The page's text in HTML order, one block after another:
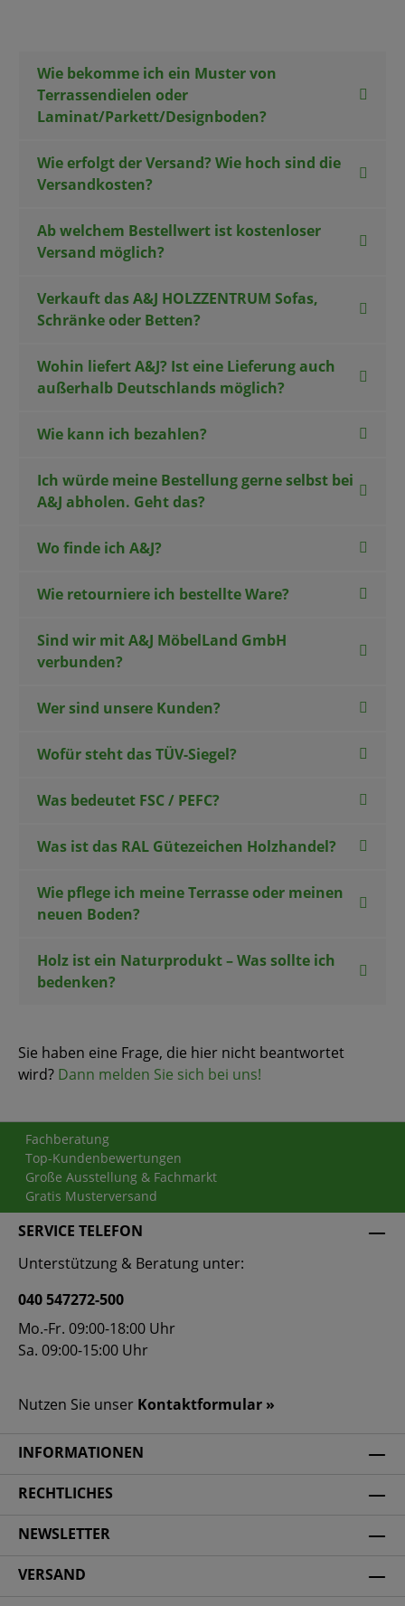
Wie bekomme ich ein Muster von
Terrassendielen oder
Laminat/Parkett/Designboden?
Wie erfolgt der Versand? Wie hoch sind die
Versandkosten?
Ab welchem Bestellwert ist kostenloser
Versand möglich?
Verkauft das A&J HOLZZENTRUM Sofas,
Schränke oder Betten?
Wohin liefert A&J? Ist eine Lieferung auch
außerhalb Deutschlands möglich?
Wie kann ich bezahlen?
Ich würde meine Bestellung gerne selbst bei
A&J abholen. Geht das?
Wo finde ich A&J?
Wie retourniere ich bestellte Ware?
Sind wir mit A&J MöbelLand GmbH
verbunden?
Wer sind unsere Kunden?
Wofür steht das TÜV-Siegel?
Was bedeutet FSC / PEFC?
Was ist das RAL Gütezeichen Holzhandel?
Wie pflege ich meine Terrasse oder meinen
neuen Boden?
Holz ist ein Naturprodukt – Was sollte ich
bedenken?
Sie haben eine Frage, die hier nicht beantwortet
wird? Dann melden Sie sich bei uns!
Fachberatung
Top-Kundenbewertungen
Große Ausstellung & Fachmarkt
Gratis Musterversand
SERVICE TELEFON
Unterstützung & Beratung unter:
040 547272-500
Mo.-Fr. 09:00-18:00 Uhr
Sa. 09:00-15:00 Uhr
Nutzen Sie unser Kontaktformular »
INFORMATIONEN
RECHTLICHES
NEWSLETTER
VERSAND